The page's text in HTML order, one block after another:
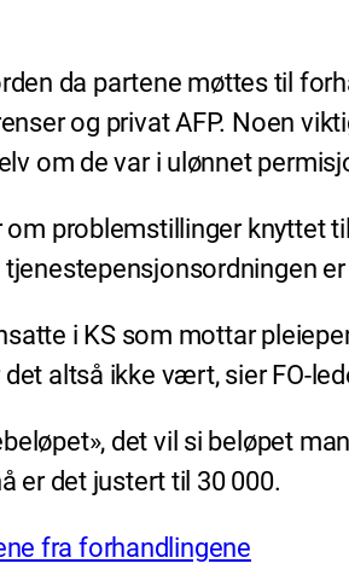
da partene møttes til
og privat AFP. Noen
om de var i ulønnet
problemstillinger knyttet
i KS som mottar
altså ikke vært, sier FO-
det vil si beløpet
er det justert til 30 000.
fra forhandlingene